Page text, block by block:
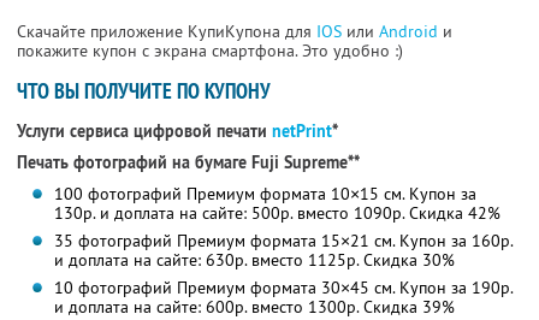
Скачайте приложение КупиКупона для IOS или Android и
покажите купон с экрана смартфона. Это удобно :)
ЧТО ВЫ ПОЛУЧИТЕ ПО КУПОНУ
Услуги сервиса цифровой печати netPrint*
Печать фотографий на бумаге Fuji Supreme**
100 фотографий Премиум формата 10×15 см. Купон за
130р. и доплата на сайте: 500р. вместо 1090р. Скидка 42%
35 фотографий Премиум формата 15×21 см. Купон за 160р.
и доплата на сайте: 630р. вместо 1125р. Скидка 30%
10 фотографий Премиум формата 30×45 см. Купон за 190р.
и доплата на сайте: 600р. вместо 1300р. Скидка 39%